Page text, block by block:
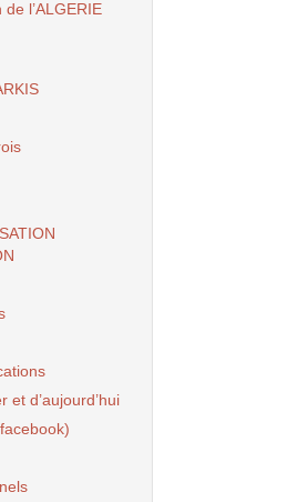
l’ALGERIE
et d’aujourd’hui